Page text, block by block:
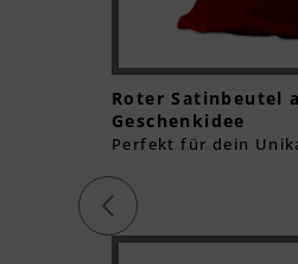
Roter Satinbeutel
Geschenkidee
Perfekt für dein